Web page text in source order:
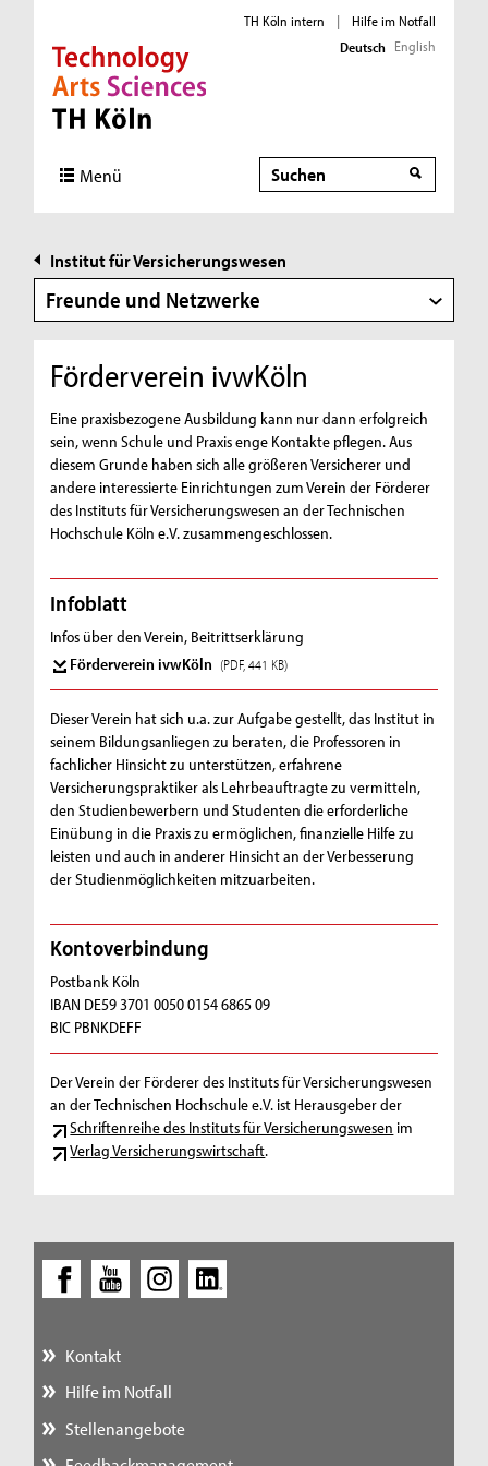
Direkt zur Hauptnavigation
Direkt zur Subnavigation
Direkt zum Inhalt
Direkt zum Fußbereich
TH Köln intern |
Hilfe im Notfall
Deutsch English
Menü Suche
Suche
Institut für Versicherungswesen
Freunde und Netzwerke
Förderverein ivwKöln
Eine praxisbezogene Ausbildung kann nur dann erfolgreich
sein, wenn Schule und Praxis enge Kontakte pflegen. Aus
diesem Grunde haben sich alle größeren Versicherer und
andere interessierte Einrichtungen zum Verein der Förderer
des Instituts für Versicherungswesen an der Technischen
Hochschule Köln e.V. zusammengeschlossen.
Infoblatt
Infos über den Verein, Beitrittserklärung
Förderverein ivwKöln (PDF, 441 KB)
Dieser Verein hat sich u.a. zur Aufgabe gestellt, das Institut in
seinem Bildungsanliegen zu beraten, die Professoren in
fachlicher Hinsicht zu unterstützen, erfahrene
Versicherungspraktiker als Lehrbeauftragte zu vermitteln,
den Studienbewerbern und Studenten die erforderliche
Einübung in die Praxis zu ermöglichen, finanzielle Hilfe zu
leisten und auch in anderer Hinsicht an der Verbesserung
der Studienmöglichkeiten mitzuarbeiten.
Kontoverbindung
Postbank Köln
IBAN DE59 3701 0050 0154 6865 09
BIC PBNKDEFF
Der Verein der Förderer des Instituts für Versicherungswesen
an der Technischen Hochschule e.V. ist Herausgeber der
Schriftenreihe des Instituts für Versicherungswesen im
Verlag Versicherungswirtschaft.
Kontakt
Hilfe im Notfall
Stellenangebote